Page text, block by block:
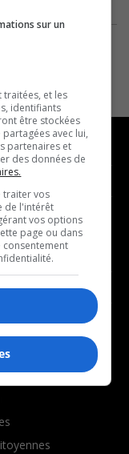
franco
sur un
traitées, et les
identifiants
être stockées
avec lui,
partenaires et
des données de
traiter vos
de l'intérêt
vos options
page ou dans